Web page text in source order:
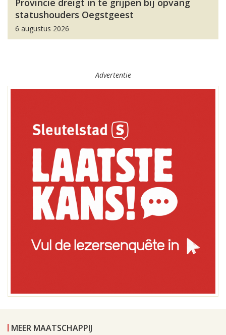
Provincie dreigt in te grijpen bij opvang
statushouders Oegstgeest
6 augustus 2026
Advertentie
MEER MAATSCHAPPIJ